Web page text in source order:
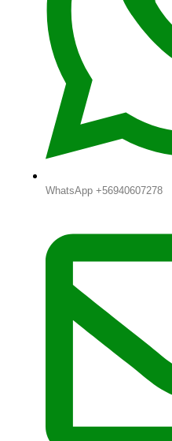
WhatsApp +56940607278